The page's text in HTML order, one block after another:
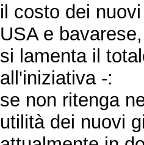
il costo dei
USA e
si lamenta il
all'iniziativa -:
se non ritenga
utilità dei nuovi